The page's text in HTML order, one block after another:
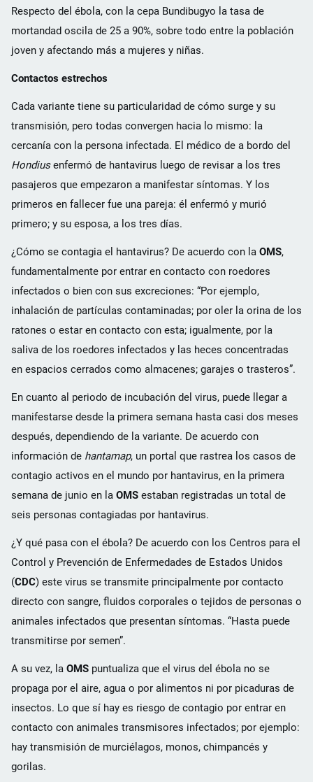
Respecto del ébola, con la cepa Bundibugyo la tasa de
mortandad oscila de 25 a 90%, sobre todo entre la población
joven y afectando más a mujeres y niñas.
Contactos estrechos
Cada variante tiene su particularidad de cómo surge y su
transmisión, pero todas convergen hacia lo mismo: la
cercanía con la persona infectada. El médico de a bordo del
Hondiusenfermó de hantavirus luego de revisar a los tres
pasajeros que empezaron a manifestar síntomas. Y los
primeros en fallecer fue una pareja: él enfermó y murió
primero; y su esposa, a los tres días.
¿Cómo se contagia el hantavirus? De acuerdo con la OMS,
fundamentalmente por entrar en contacto con roedores
infectados o bien con sus excreciones: “Por ejemplo,
inhalación de partículas contaminadas; por oler la orina de los
ratones o estar en contacto con esta; igualmente, por la
saliva de los roedores infectados y las heces concentradas
en espacios cerrados como almacenes; garajes o trasteros”.
En cuanto al periodo de incubación del virus, puede llegar a
manifestarse desde la primera semana hasta casi dos meses
después, dependiendo de la variante. De acuerdo con
información de hantamap, un portal que rastrea los casos de
contagio activos en el mundo por hantavirus, en la primera
semana de junio en la OMS estaban registradas un total de
seis personas contagiadas por hantavirus.
¿Y qué pasa con el ébola? De acuerdo con los Centros para el
Control y Prevención de Enfermedades de Estados Unidos
(CDC) este virus se transmite principalmente por contacto
directo con sangre, fluidos corporales o tejidos de personas o
animales infectados que presentan síntomas. “Hasta puede
transmitirse por semen”.
A su vez, la OMS puntualiza que el virus del ébola no se
propaga por el aire, agua o por alimentos ni por picaduras de
insectos. Lo que sí hay es riesgo de contagio por entrar en
contacto con animales transmisores infectados; por ejemplo:
hay transmisión de murciélagos, monos, chimpancés y
gorilas.